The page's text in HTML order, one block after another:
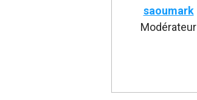
saoumark
Modérateur